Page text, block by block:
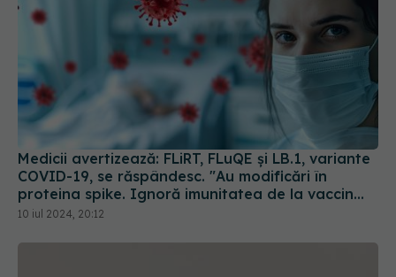
Medicii avertizează: FLiRT, FLuQE și LB.1, variante
COVID-19, se răspândesc. "Au modificări în
proteina spike. Ignoră imunitatea de la vaccin
sau infectarea anterioară
10 iul 2024, 20:12